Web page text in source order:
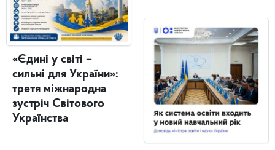
«Єдині у світі –
сильні для України»:
третя міжнародна
зустріч Світового
Українства